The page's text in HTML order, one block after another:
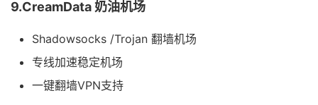
9.CreamData 奶油机场
Shadowsocks /Trojan 翻墙机场
专线加速稳定机场
一键翻墙VPN支持